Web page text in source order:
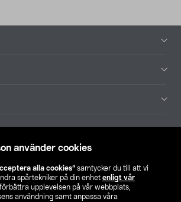
använder cookies
alla cookies” samtycker du till att vi
spårtekniker på din enhet enligt vår
upplevelsen på vår webbplats,
användning samt anpassa våra
Hitta butik